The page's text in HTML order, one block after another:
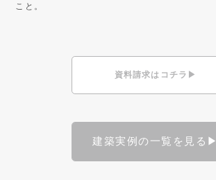
こと。
資料請求はコチラ▶
建築実例の一覧を見る▶